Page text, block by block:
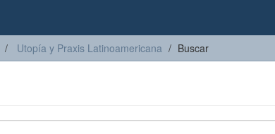
Utopía y Praxis Latinoamericana Buscar